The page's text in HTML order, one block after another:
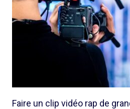
Faire un clip vidéo rap de